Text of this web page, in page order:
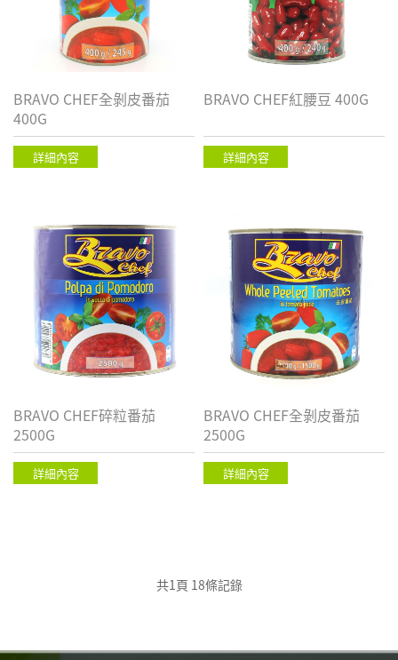
BRAVO CHEF全剝皮番茄
400G
詳細內容
BRAVO CHEF紅腰豆 400G
詳細內容
BRAVO CHEF碎粒番茄
2500G
詳細內容
BRAVO CHEF全剝皮番茄
2500G
詳細內容
共1頁 18條記錄